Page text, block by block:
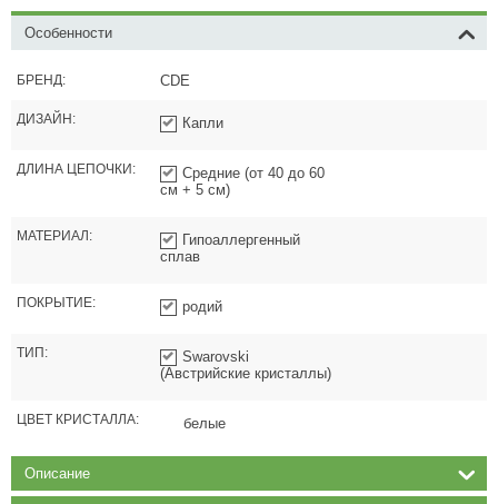
Особенности
БРЕНД: CDE
ДИЗАЙН: Капли
ДЛИНА ЦЕПОЧКИ:
Средние (от 40 до 60
см + 5 см)
МАТЕРИАЛ:
Гипоаллергенный
сплав
ПОКРЫТИЕ: родий
ТИП:
Swarovski
(Австрийские кристаллы)
ЦВЕТ КРИСТАЛЛА: белые
Описание